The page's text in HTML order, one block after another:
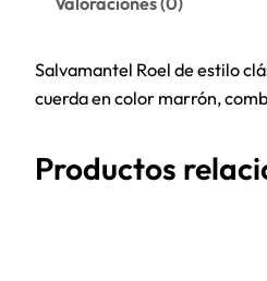
Salvamantel Roel de estilo
cuerda en color marrón,
Productos